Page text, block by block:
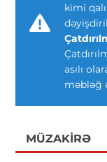
kimi
asılı
məbləğ
MÜZAKIRƏ